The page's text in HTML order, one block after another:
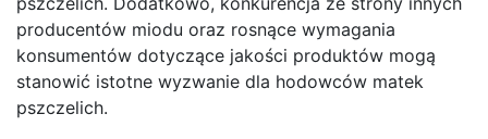
producentów miodu oraz rosnące wymagania
konsumentów dotyczące jakości produktów mogą
stanowić istotne wyzwanie dla hodowców matek
pszczelich.